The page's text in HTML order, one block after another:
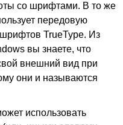
со шрифтами. В то же
передовую
TrueType. Из
вы знаете, что
внешний вид при
они и называются
использовать